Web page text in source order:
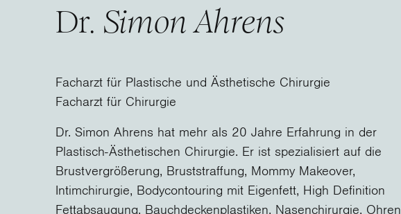
Dr. Simon Ahrens
Facharzt für Plastische und Ästhetische Chirurgie
Facharzt für Chirurgie
Dr. Simon Ahrens hat mehr als 20 Jahre Erfahrung in der
Plastisch-Ästhetischen Chirurgie. Er ist spezialisiert auf die
Brustvergrößerung, Bruststraffung, Mommy Makeover,
Intimchirurgie, Bodycontouring mit Eigenfett, High Definition
Fettabsaugung, Bauchdeckenplastiken, Nasenchirurgie, Ohren